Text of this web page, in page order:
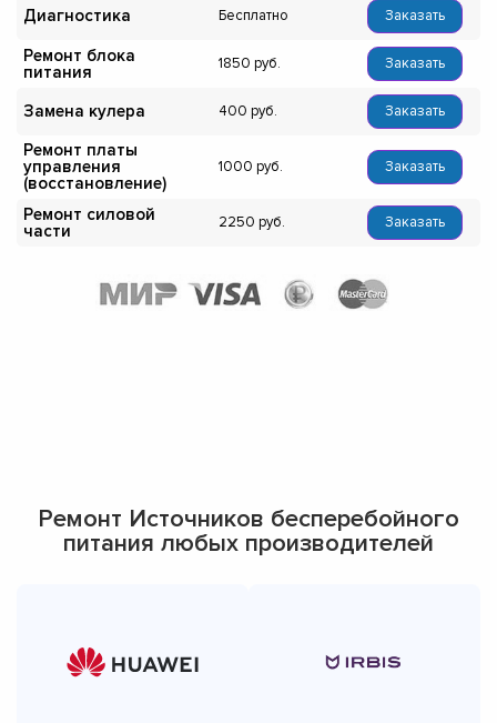
Диагностика Бесплатно Заказать
Ремонт блока
питания
1850 Заказать
Замена кулера 400 Заказать
Ремонт платы
управления
(восстановление)
1000 Заказать
Ремонт силовой
части
2250 Заказать
Ремонт Источников бесперебойного
питания любых производителей